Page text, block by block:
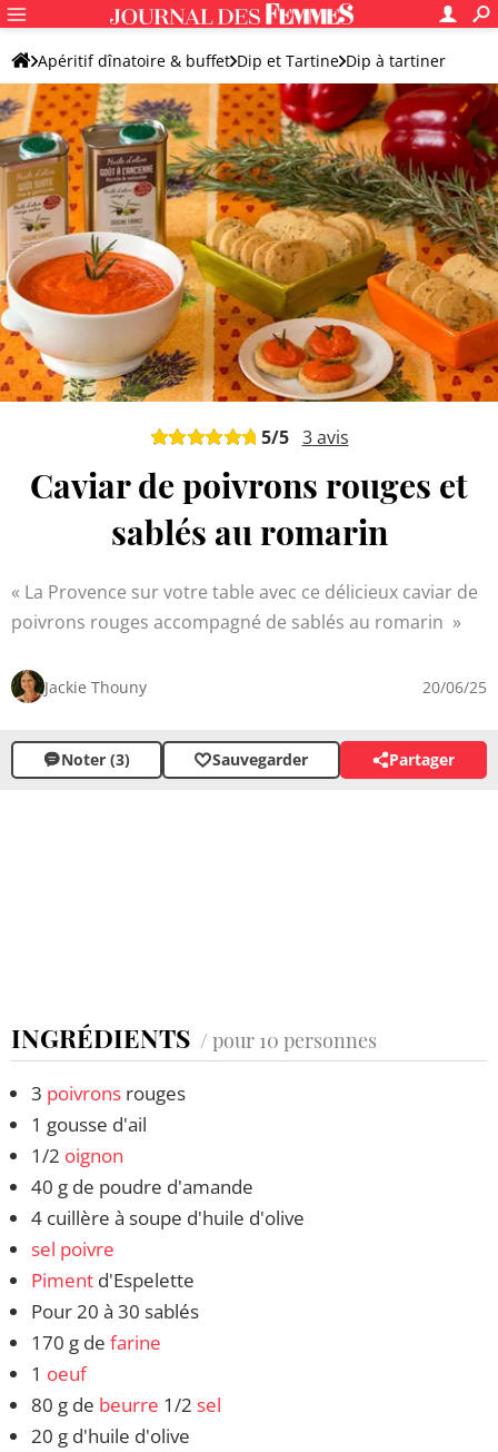
Apéritif dînatoire & buffet Dip et Tartine Dip à tartiner
Caviar d'aubergines
5/5 3avis
Caviar de poivrons rouges et
sablés au romarin
La Provence sur votre table avec ce délicieux caviar de
poivrons rouges accompagné de sablés au romarin
Jackie Thouny 20/06/25
Noter (3) Sauvegarder Partager
INGRÉDIENTS / pour 10 personnes
3 poivrons rouges
1 gousse d'ail
1/2 oignon
40 g de poudre d'amande
4 cuillère à soupe d'huile d'olive
sel poivre
Piment d'Espelette
Pour 20 à 30 sablés
170 g de farine
1 oeuf
80 g de beurre 1/2 sel
20 g d'huile d'olive